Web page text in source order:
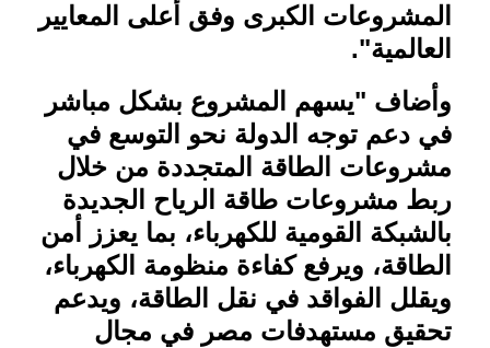
المشروعات الكبرى وفق أعلى المعايير
العالمية."
وأضاف "يسهم المشروع بشكل مباشر
في دعم توجه الدولة نحو التوسع في
مشروعات الطاقة المتجددة من خلال
ربط مشروعات طاقة الرياح الجديدة
بالشبكة القومية للكهرباء، بما يعزز أمن
الطاقة، ويرفع كفاءة منظومة الكهرباء،
ويقلل الفواقد في نقل الطاقة، ويدعم
تحقيق مستهدفات مصر في مجال